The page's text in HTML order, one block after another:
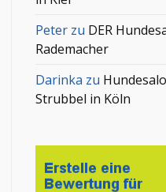
Peter zu DER
Rademacher
Darinka zu
Strubbel in Köln